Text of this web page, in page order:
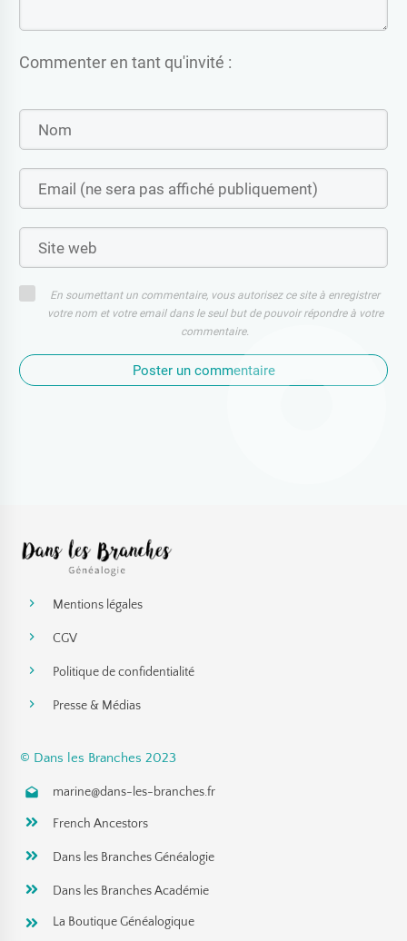
Commenter en tant qu'invité :
En soumettant un commentaire, vous autorisez ce site à enregistrer
votre nom et votre email dans le seul but de pouvoir répondre à votre
commentaire.
Poster un commentaire
Mentions légales
CGV
Politique de confidentialité
Presse & Médias
© Dans les Branches 2023
marine@dans-les-branches.fr
French Ancestors
Dans les Branches Généalogie
Dans les Branches Académie
La Boutique Généalogique